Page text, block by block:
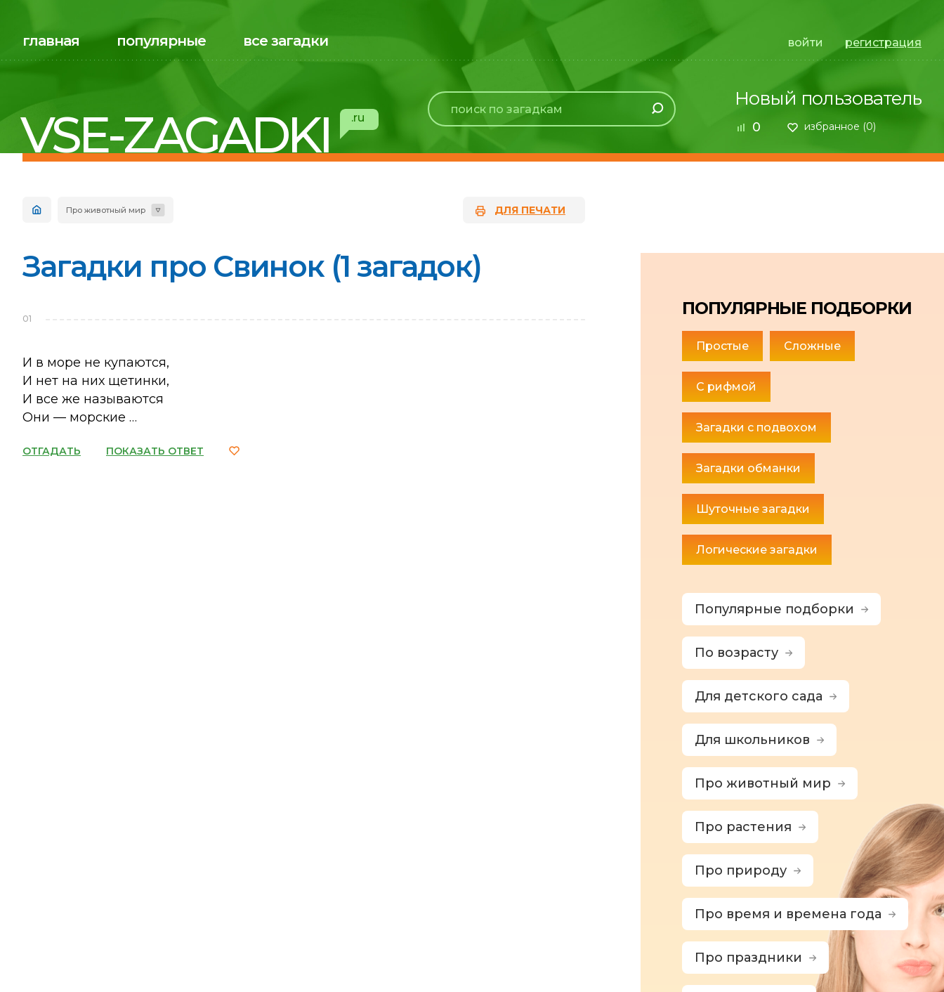
главная популярные все загадки войти регистрация
VSE-ZAGADKI .ru
Новый пользователь
0 избранное (0)
Про животный мир ДЛЯ ПЕЧАТИ
Загадки про Свинок (1 загадок)
01
И в море не купаются,
И нет на них щетинки,
И все же называются
Они — морские …
ОТГАДАТЬ ПОКАЗАТЬ ОТВЕТ
ПОПУЛЯРНЫЕ ПОДБОРКИ
Простые Сложные
С рифмой
Загадки с подвохом
Загадки обманки
Шуточные загадки
Логические загадки
Популярные подборки
По возрасту
Для детского сада
Для школьников
Про животный мир
Про растения
Про природу
Про время и времена года
Про праздники